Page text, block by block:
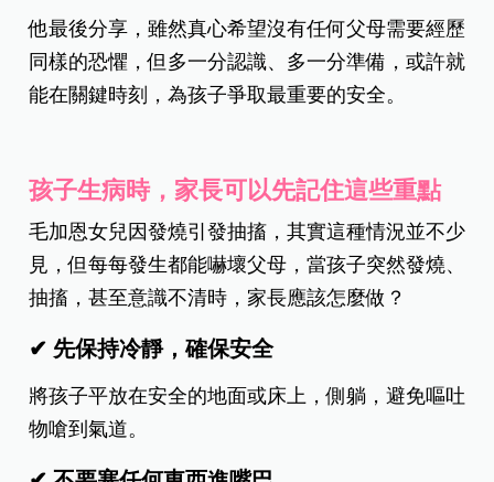
他最後分享，雖然真心希望沒有任何父母需要經歷
同樣的恐懼，但多一分認識、多一分準備，或許就
能在關鍵時刻，為孩子爭取最重要的安全。
孩子生病時，家長可以先記住這些重點
毛加恩女兒因發燒引發抽搐，其實這種情況並不少
見，但每每發生都能嚇壞父母，當孩子突然發燒、
抽搐，甚至意識不清時，家長應該怎麼做？
✔ 先保持冷靜，確保安全
將孩子平放在安全的地面或床上，側躺，避免嘔吐
物嗆到氣道。